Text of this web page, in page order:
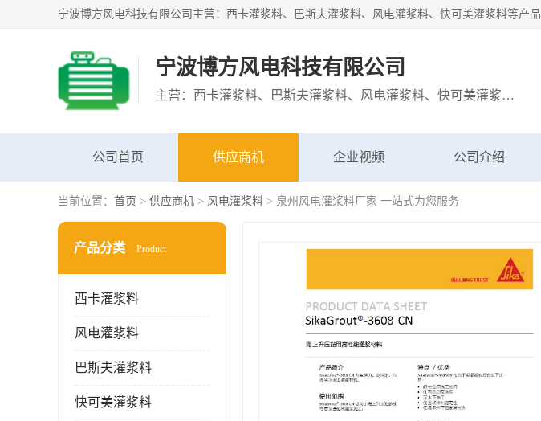
宁波博方风电科技有限公司
主营：西卡灌浆料、巴斯夫灌浆料、风电灌浆料、快可美灌浆料等产品
公司首页 供应商机 企业视频 公司介绍
当前位置： 首页 > 供应商机 > 风电灌浆料 > 泉州风电灌浆料厂家 一站式为您服务
产品分类 Product
西卡灌浆料
风电灌浆料
巴斯夫灌浆料
快可美灌浆料